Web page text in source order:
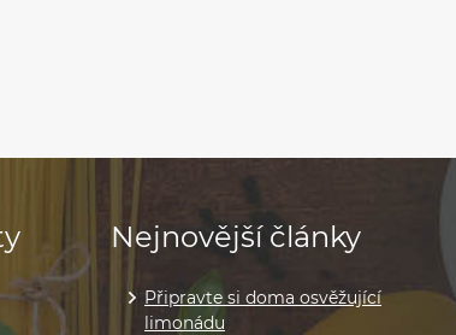
Nejnovější články
Připravte si doma osvěžující
limonádu